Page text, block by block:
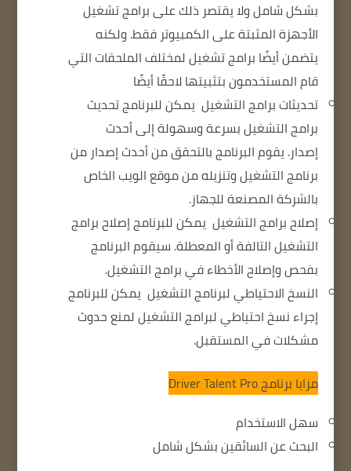
بشكل شاملولا يقتصر ذلك على برامج تشغيل
الأجهزة المثبتة على الكمبيوتر فقط. ولكنه
يتضمن أيضًا برامج تشغيل لمختلف الملحقات التي
قام المستخدمون بتثبيتها لاحقًا أيضًا
تحديثات برامج التشغيل يمكن للبرنامج تحديث
برامج التشغيل بسرعة وسهولة إلى أحدث
إصدار.يقوم البرنامج بالتحقق من أحدث إصدار من
برنامج التشغيل وتنزيله من موقع الويب الخاص
بالشركة المصنعة للجهاز.
إصلاح برامج التشغيل يمكن للبرنامج إصلاح برامج
التشغيل التالفة أو المعطلة. سيقوم البرنامج
بفحص وإصلاح الأخطاء في برامج التشغيل.
النسخ الاحتياطي لبرنامج التشغيل يمكن للبرنامج
إجراء نسخ احتياطي لبرامج التشغيل لمنع حدوث
مشكلات في المستقبل.
مزايا برنامج Driver Talent Pro
سهل الاستخدام
البحث عن السائقين بشكل شامل